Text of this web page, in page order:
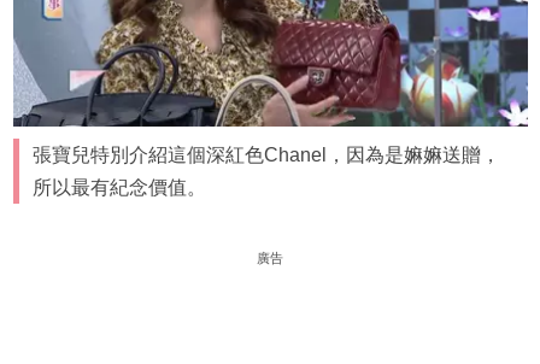
張寶兒特別介紹這個深紅色Chanel，因為是嫲嫲送贈，
所以最有紀念價值。
廣告